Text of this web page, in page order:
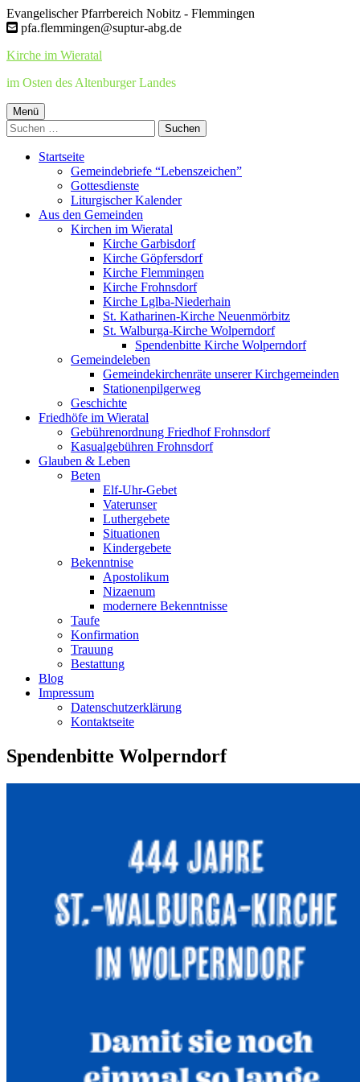
Springe
zum
Evangelischer Pfarrbereich Nobitz - Flemmingen
pfa.flemmingen@suptur-abg.de
Kirche im Wieratal
im Osten des Altenburger Landes
Primäres
Menü
Menü
Suchen
nach:
Startseite
Gemeindebriefe “Lebenszeichen”
Gottesdienste
Liturgischer Kalender
Aus den Gemeinden
Kirchen im Wieratal
Kirche Garbisdorf
Kirche Göpfersdorf
Kirche Flemmingen
Kirche Frohnsdorf
Kirche Lglba-Niederhain
St. Katharinen-Kirche Neuenmörbitz
St. Walburga-Kirche Wolperndorf
Spendenbitte Kirche Wolperndorf
Gemeindeleben
Gemeindekirchenräte unserer Kirchgemeinden
Stationenpilgerweg
Geschichte
Friedhöfe im Wieratal
Gebührenordnung Friedhof Frohnsdorf
Kasualgebühren Frohnsdorf
Glauben & Leben
Beten
Elf-Uhr-Gebet
Vaterunser
Luthergebete
Situationen
Kindergebete
Bekenntnise
Apostolikum
Nizaenum
modernere Bekenntnisse
Taufe
Konfirmation
Trauung
Bestattung
Blog
Impressum
Datenschutzerklärung
Kontaktseite
Spendenbitte Wolperndorf